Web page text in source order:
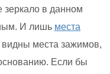
зеркало в данном
И лишь места
видны места зажимов,
Если бы